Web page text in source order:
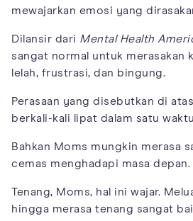
mewajarkan emosi yang
Dilansir dari Mental Health
sangat normal untuk merasakan
lelah, frustrasi, dan bingung.
Perasaan yang disebutkan di
berkali-kali lipat dalam satu
Bahkan Moms mungkin merasa
cemas menghadapi masa depan.
Tenang, Moms, hal ini wajar.
hingga merasa tenang sangat